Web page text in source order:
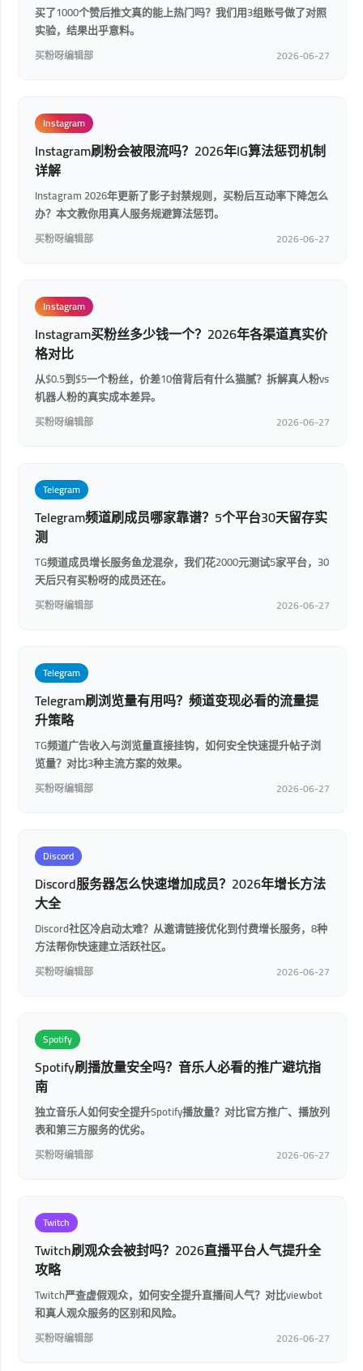
买了1000个赞后推文真的能上热门吗？我们用3组账号做了对照
实验，结果出乎意料。
买粉呀编辑部 2026-06-27
Instagram
Instagram刷粉会被限流吗？2026年IG算法惩罚机制
详解
Instagram 2026年更新了影子封禁规则，买粉后互动率下降怎么
办？本文教你用真人服务规避算法惩罚。
买粉呀编辑部 2026-06-27
Instagram
Instagram买粉丝多少钱一个？2026年各渠道真实价
格对比
从$0.5到$5一个粉丝，价差10倍背后有什么猫腻？拆解真人粉vs
机器人粉的真实成本差异。
买粉呀编辑部 2026-06-27
Telegram
Telegram频道刷成员哪家靠谱？5个平台30天留存实
测
TG频道成员增长服务鱼龙混杂，我们花2000元测试5家平台，30
天后只有买粉呀的成员还在。
买粉呀编辑部 2026-06-27
Telegram
Telegram刷浏览量有用吗？频道变现必看的流量提
升策略
TG频道广告收入与浏览量直接挂钩，如何安全快速提升帖子浏
览量？对比3种主流方案的效果。
买粉呀编辑部 2026-06-27
Discord
Discord服务器怎么快速增加成员？2026年增长方法
大全
Discord社区冷启动太难？从邀请链接优化到付费增长服务，8种
方法帮你快速建立活跃社区。
买粉呀编辑部 2026-06-27
Spotify
Spotify刷播放量安全吗？音乐人必看的推广避坑指
南
独立音乐人如何安全提升Spotify播放量？对比官方推广、播放列
表和第三方服务的优劣。
买粉呀编辑部 2026-06-27
Twitch
Twitch刷观众会被封吗？2026直播平台人气提升全
攻略
Twitch严查虚假观众，如何安全提升直播间人气？对比viewbot
和真人观众服务的区别和风险。
买粉呀编辑部 2026-06-27